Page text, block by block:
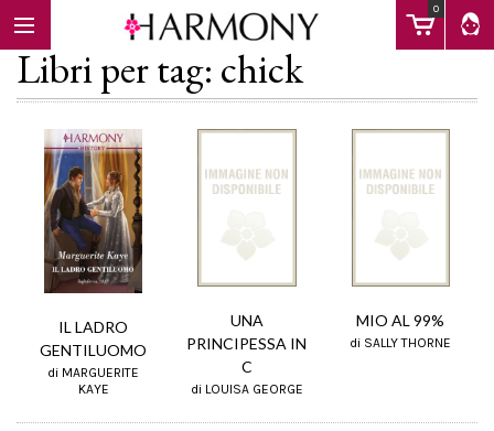
0
EBOOK
Libri per tag: chick
IL LADRO
GENTILUOMO
di MARGUERITE
KAYE
UNA
PRINCIPESSA IN
C
di LOUISA GEORGE
MIO AL 99%
di SALLY THORNE